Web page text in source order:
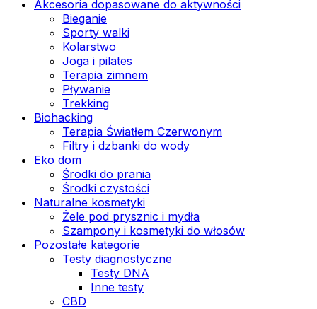
Akcesoria dopasowane do aktywności
Bieganie
Sporty walki
Kolarstwo
Joga i pilates
Terapia zimnem
Pływanie
Trekking
Biohacking
Terapia Światłem Czerwonym
Filtry i dzbanki do wody
Eko dom
Środki do prania
Środki czystości
Naturalne kosmetyki
Żele pod prysznic i mydła
Szampony i kosmetyki do włosów
Pozostałe kategorie
Testy diagnostyczne
Testy DNA
Inne testy
CBD